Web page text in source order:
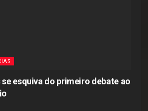
se esquiva do primeiro debate ao